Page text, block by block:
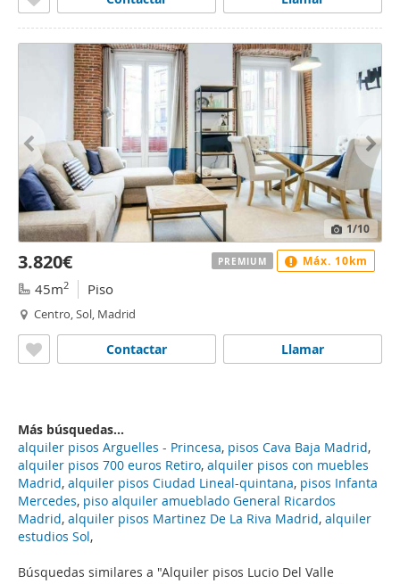
Búsquedas similares a "Alquiler pisos Lucio Del Valle
1/10
3.820€
45m2 Piso
Centro, Sol, Madrid
Llamar
Contactar
PREMIUM Máx. 10km
Más búsquedas...
alquiler pisos Arguelles - Princesa, pisos Cava Baja Madrid,
alquiler pisos 700 euros Retiro, alquiler pisos con muebles
Madrid, alquiler pisos Ciudad Lineal-quintana, pisos Infanta
Mercedes, piso alquiler amueblado General Ricardos
Madrid, alquiler pisos Martinez De La Riva Madrid, alquiler
estudios Sol,